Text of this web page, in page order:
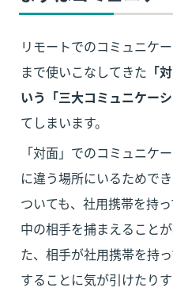
リモートでのコミュニケ
まで使いこなしてきた 「
いう「三大コミュニケー
てしまいます。
「対面」でのコミュニケ
に違う場所にいるためで
ついても、社用携帯を持
中の相手を捕まえること
た、相手が社用携帯を持
することに気が引けたり